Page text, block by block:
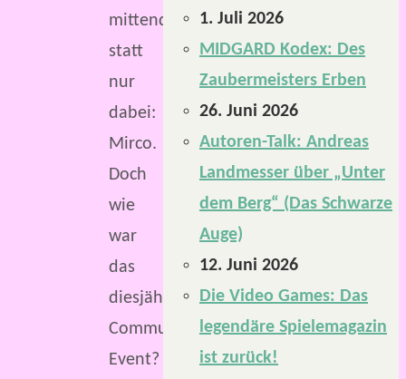
mittendrin
statt
nur
dabei:
Mirco.
Doch
wie
war
das
diesjährige
Community-
Event?
1. Juli 2026
MIDGARD Kodex: Des
Zaubermeisters Erben
26. Juni 2026
Autoren-Talk: Andreas
Landmesser über „Unter
dem Berg“ (Das Schwarze
Auge)
12. Juni 2026
Die Video Games: Das
legendäre Spielemagazin
ist zurück!